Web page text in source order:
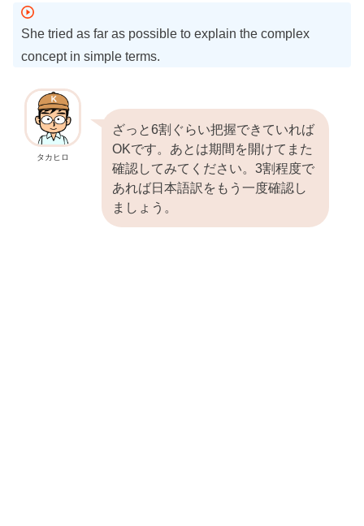
She tried as far as possible to explain the complex
concept in simple terms.
タカヒロ
ざっと6割ぐらい把握できていれば
OKです。あとは期間を開けてまた
確認してみてください。3割程度で
あれば日本語訳をもう一度確認し
ましょう。